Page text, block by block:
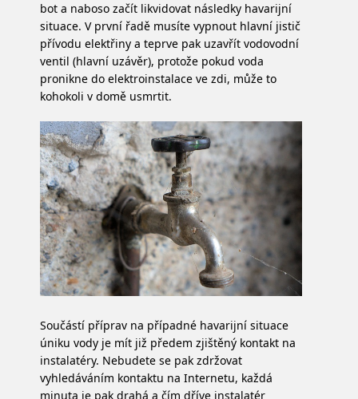
bot a naboso začít likvidovat následky havarijní
situace. V první řadě musíte vypnout hlavní jistič
přívodu elektřiny a teprve pak uzavřít vodovodní
ventil (hlavní uzávěr), protože pokud voda
pronikne do elektroinstalace ve zdi, může to
kohokoli v domě usmrtit.
Součástí příprav na případné havarijní situace
úniku vody je mít již předem zjištěný kontakt na
instalatéry. Nebudete se pak zdržovat
vyhledáváním kontaktu na Internetu, každá
minuta je pak drahá a čím dříve instalatér